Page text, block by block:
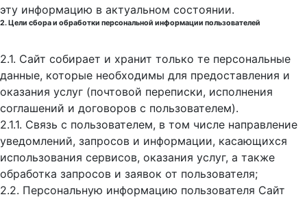
эту информацию в актуальном состоянии.
2. Цели сбора и обработки персональной информации пользователей
2.1. Сайт собирает и хранит только те персональные
данные, которые необходимы для предоставления и
оказания услуг (почтовой переписки, исполнения
соглашений и договоров с пользователем).
2.1.1. Связь с пользователем, в том числе направление
уведомлений, запросов и информации, касающихся
использования сервисов, оказания услуг, а также
обработка запросов и заявок от пользователя;
2.2. Персональную информацию пользователя Сайт